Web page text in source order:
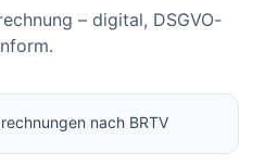
– digital, DSGVO-
nach BRTV